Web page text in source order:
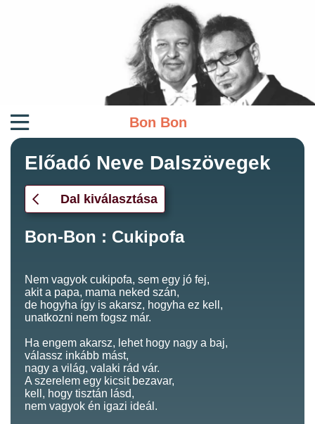
Bon Bon
Előadó Neve Dalszövegek
Dal kiválasztása
Bon-Bon : Cukipofa
Nem vagyok cukipofa, sem egy jó fej,
akit a papa, mama neked szán,
de hogyha így is akarsz, hogyha ez kell,
unatkozni nem fogsz már.
Ha engem akarsz, lehet hogy nagy a baj,
válassz inkább mást,
nagy a világ, valaki rád vár.
A szerelem egy kicsit bezavar,
kell, hogy tisztán lásd,
nem vagyok én igazi ideál.